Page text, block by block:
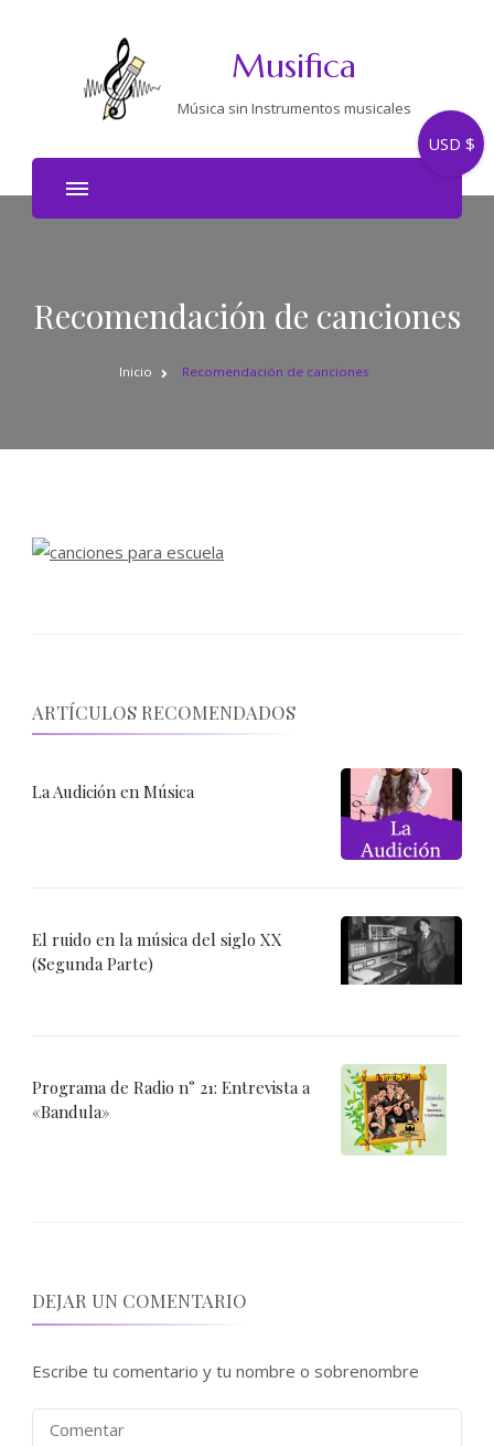
Musifica
Música sin Instrumentos musicales
Recomendación de canciones
Inicio Recomendación de canciones
ARTÍCULOS RECOMENDADOS
La Audición en Música
El ruido en la música del siglo XX
(Segunda Parte)
Programa de Radio n° 21: Entrevista a
«Bandula»
DEJAR UN COMENTARIO
Escribe tu comentario y tu nombre o sobrenombre
USD $